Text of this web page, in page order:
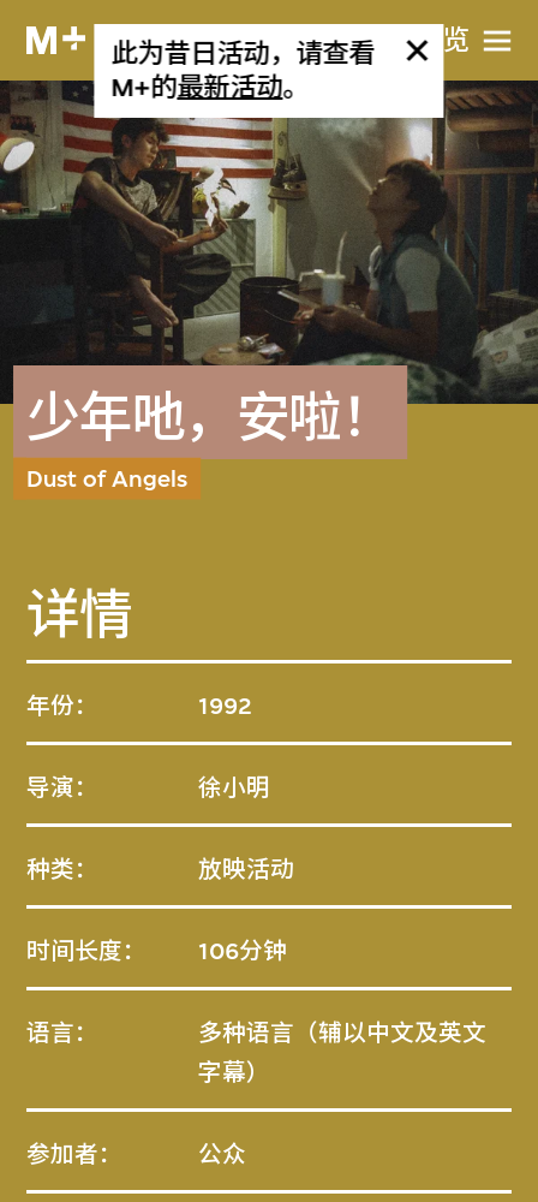
网站导览
此为昔日活动，请查看
M+的最新活动。
少年吔，安啦！
Dust of Angels
详情
年份： 1992
导演： 徐小明
种类： 放映活动
时间长度： 106分钟
语言：
多种语言（辅以中文及英文
字幕）
参加者： 公众